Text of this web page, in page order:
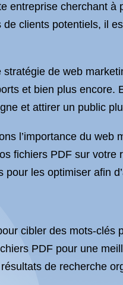
cherchant à
clients potentiels, il
de web
et bien plus
et attirer un public
l’importance du
fichiers PDF sur
les optimiser afin
cibler des mots-clés
PDF pour une
de recherche